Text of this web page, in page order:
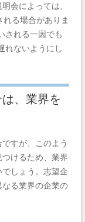
会によっては、
る場合がありま
される一因でも
れないようにし
、業界を
すが、このよう
けるため、業界
しょう。志望企
る業界の企業の